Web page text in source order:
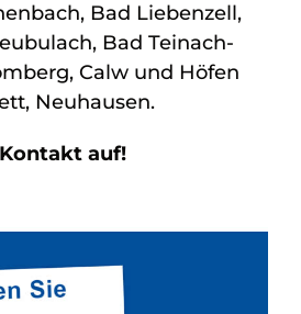
Bad Liebenzell,
Bad Teinach-
Calw und Höfen
Neuhausen.
auf!